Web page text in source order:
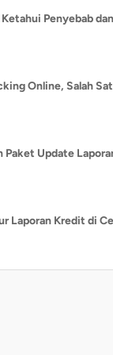
Penyebab
Online, Salah
Paket Update
Laporan Kredit di